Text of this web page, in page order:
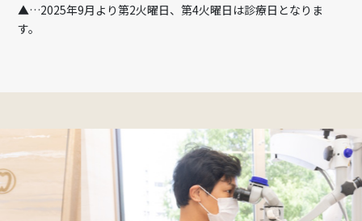
▲…2025年9月より第2火曜日、第4火曜日は診療日となりま
す。